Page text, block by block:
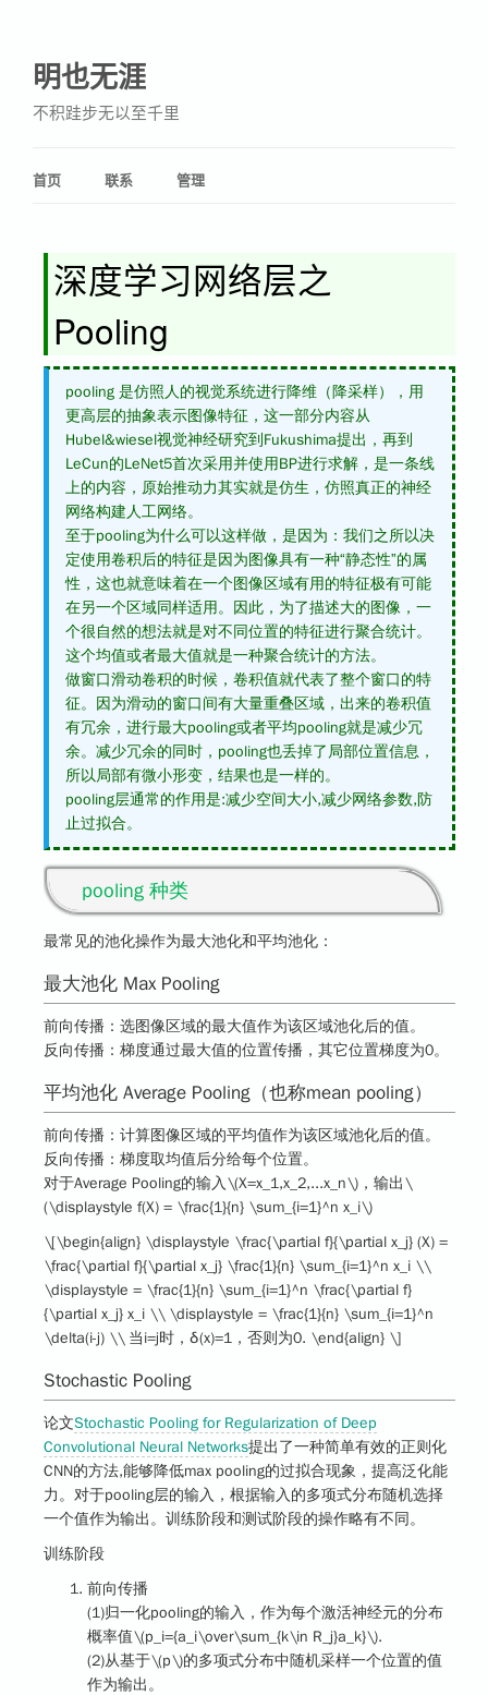
明也无涯
不积跬步无以至千里
首页 联系 管理
深度学习网络层之
Pooling
pooling 是仿照人的视觉系统进行降维（降采样），用
更高层的抽象表示图像特征，这一部分内容从
Hubel&wiesel视觉神经研究到Fukushima提出，再到
LeCun的LeNet5首次采用并使用BP进行求解，是一条线
上的内容，原始推动力其实就是仿生，仿照真正的神经
网络构建人工网络。
至于pooling为什么可以这样做，是因为：我们之所以决
定使用卷积后的特征是因为图像具有一种“静态性”的属
性，这也就意味着在一个图像区域有用的特征极有可能
在另一个区域同样适用。因此，为了描述大的图像，一
个很自然的想法就是对不同位置的特征进行聚合统计。
这个均值或者最大值就是一种聚合统计的方法。
做窗口滑动卷积的时候，卷积值就代表了整个窗口的特
征。因为滑动的窗口间有大量重叠区域，出来的卷积值
有冗余，进行最大pooling或者平均pooling就是减少冗
余。减少冗余的同时，pooling也丢掉了局部位置信息，
所以局部有微小形变，结果也是一样的。
pooling层通常的作用是:减少空间大小,减少网络参数,防
止过拟合。
pooling 种类
最常见的池化操作为最大池化和平均池化：
最大池化 Max Pooling
前向传播：选图像区域的最大值作为该区域池化后的值。
反向传播：梯度通过最大值的位置传播，其它位置梯度为0。
平均池化 Average Pooling（也称mean pooling）
前向传播：计算图像区域的平均值作为该区域池化后的值。
反向传播：梯度取均值后分给每个位置。
对于Average Pooling的输入\(X=x_1,x_2,...x_n\) ，输出\
(\displaystyle f(X) = \frac{1}{n} \sum_{i=1}^n x_i\)
\[\begin{align} \displaystyle \frac{\partial f}{\partial x_j} (X) =
\frac{\partial f}{\partial x_j} \frac{1}{n} \sum_{i=1}^n x_i \\
\displaystyle = \frac{1}{n} \sum_{i=1}^n \frac{\partial f}
{\partial x_j} x_i \\ \displaystyle = \frac{1}{n} \sum_{i=1}^n
\delta(i-j) \\ 当i=j时，δ(x)=1，否则为0. \end{align} \]
Stochastic Pooling
论文Stochastic Pooling for Regularization of Deep
Convolutional Neural Networks提出了一种简单有效的正则化
CNN的方法,能够降低max pooling的过拟合现象，提高泛化能
力。对于pooling层的输入，根据输入的多项式分布随机选择
一个值作为输出。训练阶段和测试阶段的操作略有不同。
训练阶段
前向传播
(1)归一化pooling的输入，作为每个激活神经元的分布
概率值\(p_i={a_i\over\sum_{k\in R_j}a_k}\).
(2)从基于\(p\)的多项式分布中随机采样一个位置的值
作为输出。